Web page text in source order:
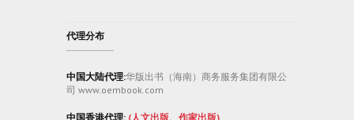
代理分布
中国大陆代理:华版出书（海南）商务服务集团有限公
司 www.oembook.com
中国香港代理: (人文出版、作家出版)